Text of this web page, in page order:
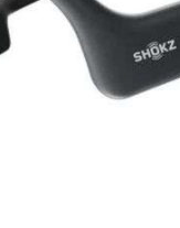
des
Die Ohren
Mini-Ohrhörer
Sicherheit beim
ist mit der 8.
über die
trotzdem mit
Die Soft-
und besten